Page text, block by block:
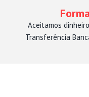
Aceitamos
Transferência